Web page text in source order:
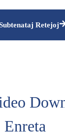
Retejoj
Enreta